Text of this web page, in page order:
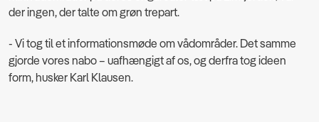
der ingen, der talte om grøn trepart.
- Vi tog til et informationsmøde om vådområder. Det samme
gjorde vores nabo – uafhængigt af os, og derfra tog ideen
form, husker Karl Klausen.